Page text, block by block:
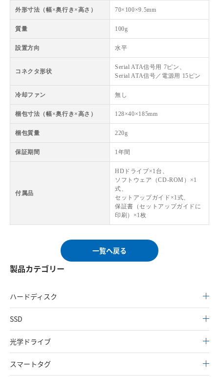
外形寸法（幅×奥行き×高さ） 70×100×9.5mm
質量 100g
設置方向 水平
コネクタ形状
Serial ATA信号用 7ピン、
Serial ATA信号／電源用 15ピン
冷却ファン 無し
梱包寸法（幅×奥行き×高さ） 128×40×185mm
梱包質量 220g
保証期間 1年間
付属品
HDドライブ×1台、
ソフトウェア（CD-ROM）×1
式、
セットアップガイド×1式、
保証書（セットアップガイドに
印刷）×1枚
一覧へ戻る
製品カテゴリー
ハードディスク
SSD
光学ドライブ
スマートタグ